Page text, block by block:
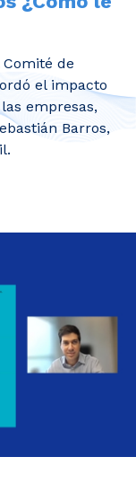
de
el impacto
empresas,
Barros,